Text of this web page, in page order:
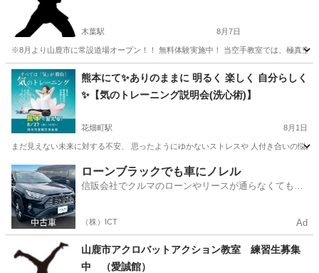
木葉駅 8月7日
※8月より山鹿市に常設道場オープン！！ 無料体験実施中！ 当空手教室では、極真空
熊本 山鹿市 木葉駅 空手/他格闘技 キックボクシング
熊本にて✨️ありのままに 明るく 楽しく 自分らしく
✨️【気のトレーニング説明会(洗心術)】
花畑町駅 8月1日
まだ見えない未来に対する不安、 思ったようにゆかないストレスや 人付き合いの悩
熊本 熊本市 花畑町駅 気功 場所
ローンブラックでも車にノレル
信販会社でクルマのローンやリースが通らなくてもク
（株）ICT Ad
山鹿市アクロバットアクション教室 練習生募集
中 （愛誠館）